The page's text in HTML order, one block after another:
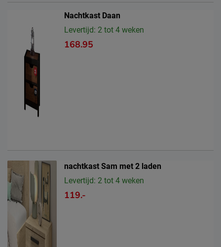
Nachtkast Daan
Levertijd: 2 tot 4 weken
168.95
nachtkast Sam met 2 laden
Levertijd: 2 tot 4 weken
119.-